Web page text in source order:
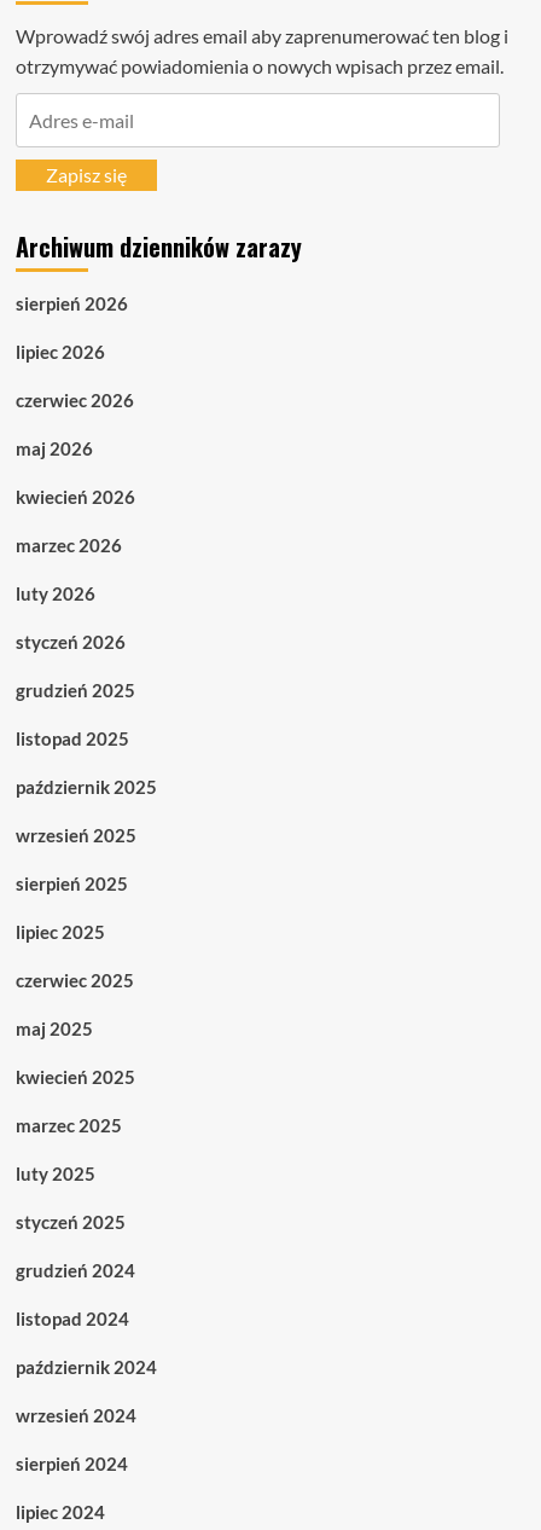
Wprowadź swój adres email aby zaprenumerować ten blog i
otrzymywać powiadomienia o nowych wpisach przez email.
mailZapisz się
Archiwum dzienników zarazy
sierpień 2026
lipiec 2026
czerwiec 2026
maj 2026
kwiecień 2026
marzec 2026
luty 2026
styczeń 2026
grudzień 2025
listopad 2025
październik 2025
wrzesień 2025
sierpień 2025
lipiec 2025
czerwiec 2025
maj 2025
kwiecień 2025
marzec 2025
luty 2025
styczeń 2025
grudzień 2024
listopad 2024
październik 2024
wrzesień 2024
sierpień 2024
lipiec 2024